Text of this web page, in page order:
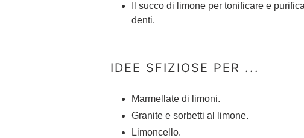
Il succo di limone per tonificare e
denti.
IDEE SFIZIOSE PER ...
Marmellate di limoni.
Granite e sorbetti al limone.
Limoncello.